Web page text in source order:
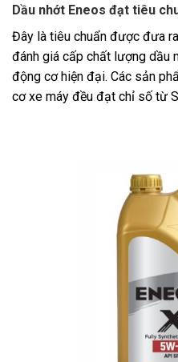
Dầu nhớt Eneos đạt tiêu
Đây là tiêu chuẩn được đưa
đánh giá cấp chất lượng dầu
động cơ hiện đại. Các sản
cơ xe máy đều đạt chỉ số từ